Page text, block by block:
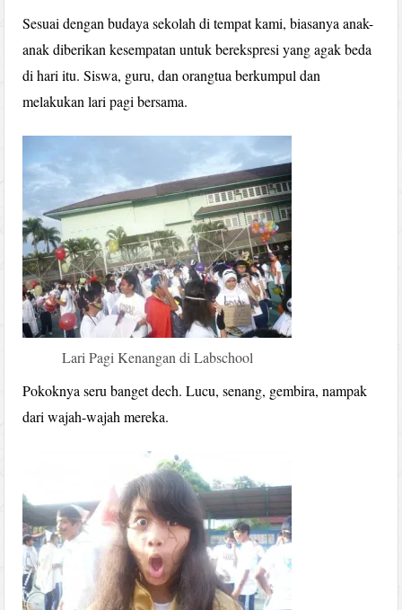
Sesuai dengan budaya sekolah di tempat kami, biasanya anak-
anak diberikan kesempatan untuk berekspresi yang agak beda
di hari itu. Siswa, guru, dan orangtua berkumpul dan
melakukan lari pagi bersama.
Lari Pagi Kenangan di Labschool
Pokoknya seru banget dech. Lucu, senang, gembira, nampak
dari wajah-wajah mereka.